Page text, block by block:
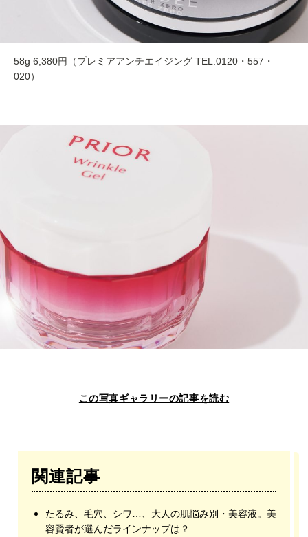
58g 6,380円（プレミアアンチエイジング TEL.0120・557・
020）
この写真ギャラリーの記事を読む
関連記事
たるみ、毛穴、シワ…、大人の肌悩み別・美容液。美
容賢者が選んだラインナップは？